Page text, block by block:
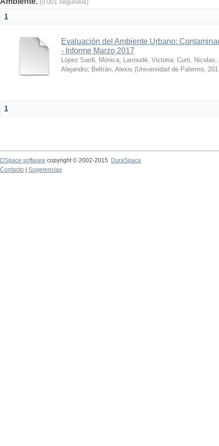
(0.001 segundos)
1
Evaluación del Ambiente Urbano:
- Informe Marzo 2017
López Sardi, Mónica; Larroudé, Victoria; Curti, Nicolas;
Alejandro; Beltrán, Alexis (Universidad de Palermo,
1
DSpace software copyright © 2002-2015
DuraSpace
Contacto
Sugerencias